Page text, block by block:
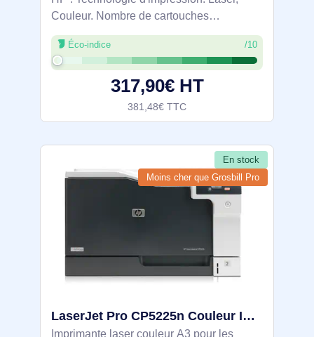
Couleur. Nombre de cartouches
d'impression: 4, Cycle de service
(Maximum): 40000 pages par mois.
Résolution maximale: 600 x 600 DPI.
Taille de papier de série A
Éco-indice /10
317,90€ HT
381,48€ TTC
En stock
Moins cher que Grosbill Pro
LaserJet Pro CP5225n Couleur Imprimante, Ethernet uniquement - CE711A#B19
Imprimante laser couleur A3 pour les